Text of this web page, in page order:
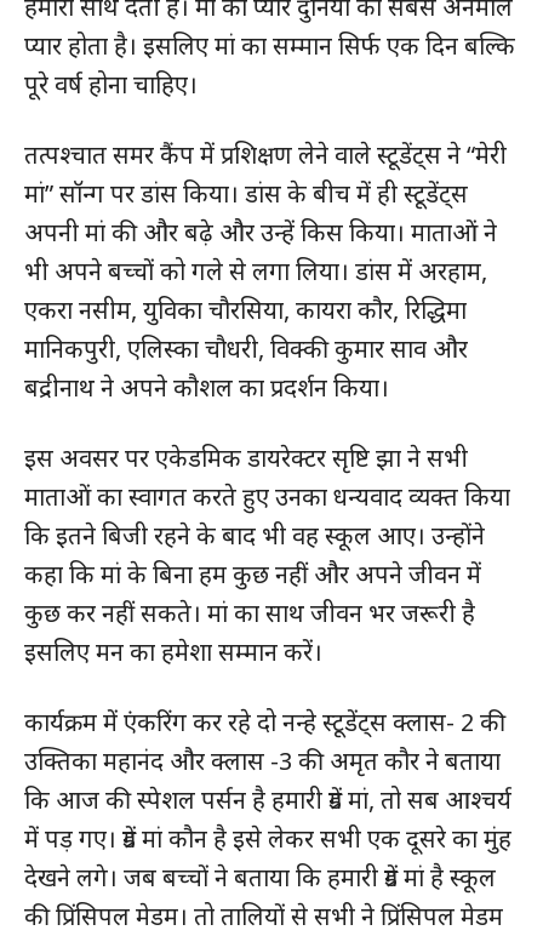
प्यार होता है। इसलिए मां का सम्मान सिर्फ एक दिन बल्कि
पूरे वर्ष होना चाहिए।
तत्पश्चात समर कैंप में प्रशिक्षण लेने वाले स्टूडेंट्स ने “मेरी
मां” सॉन्ग पर डांस किया। डांस के बीच में ही स्टूडेंट्स
अपनी मां की और बढ़े और उन्हें किस किया। माताओं ने
भी अपने बच्चों को गले से लगा लिया। डांस में अरहाम,
एकरा नसीम, युविका चौरसिया, कायरा कौर, रिद्धिमा
मानिकपुरी, एलिस्का चौधरी, विक्की कुमार साव और
बद्रीनाथ ने अपने कौशल का प्रदर्शन किया।
इस अवसर पर एकेडमिक डायरेक्टर सृष्टि झा ने सभी
माताओं का स्वागत करते हुए उनका धन्यवाद व्यक्त किया
कि इतने बिजी रहने के बाद भी वह स्कूल आए। उन्होंने
कहा कि मां के बिना हम कुछ नहीं और अपने जीवन में
कुछ कर नहीं सकते। मां का साथ जीवन भर जरूरी है
इसलिए मन का हमेशा सम्मान करें।
कार्यक्रम में एंकरिंग कर रहे दो नन्हे स्टूडेंट्स क्लास- 2 की
उक्तिका महानंद और क्लास -3 की अमृत कौर ने बताया
कि आज की स्पेशल पर्सन है हमारी ग्रेंड मां, तो सब आश्चर्य
में पड़ गए। ग्रेंड मां कौन है इसे लेकर सभी एक दूसरे का मुंह
देखने लगे। जब बच्चों ने बताया कि हमारी ग्रेंड मां है स्कूल
की प्रिंसिपल मेडम। तो तालियों से सभी ने प्रिंसिपल मेडम